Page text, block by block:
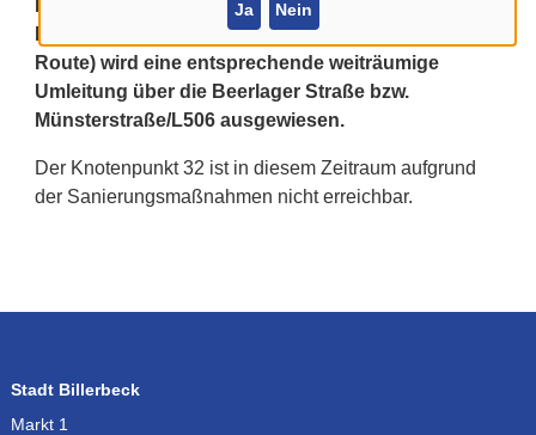
Ja Nein
Erreichbarkeit ihrer Grundstücke haben.
Für Radtouristen (z.B. auf der 100-Schlösser-
Route) wird eine entsprechende weiträumige
Umleitung über die Beerlager Straße bzw.
Münsterstraße/L506 ausgewiesen.
Der Knotenpunkt 32 ist in diesem Zeitraum aufgrund
der Sanierungsmaßnahmen nicht erreichbar.
Stadt Billerbeck
Markt 1